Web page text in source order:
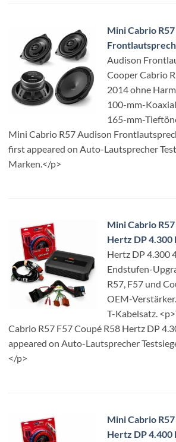
Mini Cabrio
Audison
Cooper Cabrio
2014 ohne
100-mm-
165-mm-
Mini Cabrio R57 Audison
first appeared on Auto-Lautsprecher
Marken.</p>
Mini Cabrio
Hertz DP 4.300
Hertz DP 4.300
Endstufen-
R57, F57 und
OEM-
T-Kabelsatz.
Cabrio R57 F57 Coupé R58 Hertz DP
appeared on Auto-Lautsprecher
</p>
Mini Cabrio
Hertz DP 4.400